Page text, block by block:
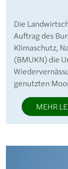
Die
Auftrag des
Klimaschutz,
(BMUKN) die
genutzten
MEHR